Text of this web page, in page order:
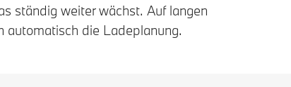
ständig weiter wächst. Auf langen
automatisch die Ladeplanung.